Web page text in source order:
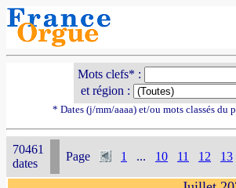
Mots clefs* :
et région :
* Dates (j/mm/aaaa) et/ou mots classés
70461
dates
Page 1 ... 10 11 12 13